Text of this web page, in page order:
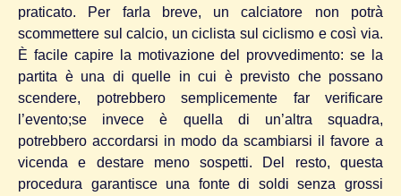
praticato. Per farla breve, un calciatore non potrà
scommettere sul calcio, un ciclista sul ciclismo e così via.
È facile capire la motivazione del provvedimento: se la
partita è una di quelle in cui è previsto che possano
scendere, potrebbero semplicemente far verificare
l’evento;se invece è quella di un’altra squadra,
potrebbero accordarsi in modo da scambiarsi il favore a
vicenda e destare meno sospetti. Del resto, questa
procedura garantisce una fonte di soldi senza grossi